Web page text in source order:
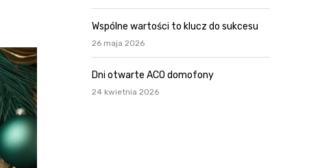
Wspólne wartości to klucz do sukcesu
26 maja 2026
Dni otwarte ACO domofony
24 kwietnia 2026